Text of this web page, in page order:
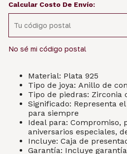
Calcular Costo De Envío:
No sé mi código postal
Material: Plata 925
Tipo de joya: Anillo de
Tipo de piedras: Zirconia
Significado: Representa
para siempre
Ideal para: Compromiso,
aniversarios especiales,
Incluye: Caja de
Garantía: Incluye